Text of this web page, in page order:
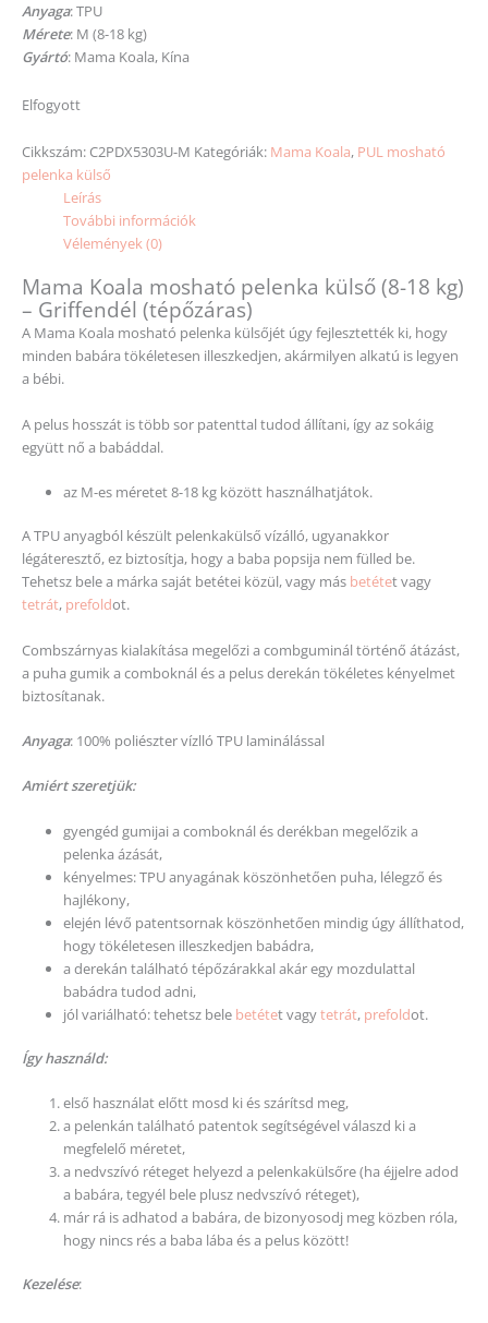
Anyaga: TPU
Mérete: M (8-18 kg)
Gyártó: Mama Koala, Kína
Elfogyott
Cikkszám: C2PDX5303U-M Kategóriák: Mama Koala, PUL mosható
pelenka külső
Leírás
További információk
Vélemények (0)
Mama Koala mosható pelenka külső (8-18 kg)
– Griffendél (tépőzáras)
A Mama Koala mosható pelenka külsőjét úgy fejlesztették ki, hogy
minden babára tökéletesen illeszkedjen, akármilyen alkatú is legyen
a bébi.
A pelus hosszát is több sor patenttal tudod állítani, így az sokáig
együtt nő a babáddal.
az M-es méretet 8-18 kg között használhatjátok.
A TPU anyagból készült pelenkakülső vízálló, ugyanakkor
légáteresztő, ez biztosítja, hogy a baba popsija nem fülled be.
Tehetsz bele a márka saját betétei közül, vagy más betétet vagy
tetrát, prefoldot.
Combszárnyas kialakítása megelőzi a combguminál történő átázást,
a puha gumik a comboknál és a pelus derekán tökéletes kényelmet
biztosítanak.
Anyaga: 100% poliészter vízlló TPU laminálással
Amiért szeretjük:
gyengéd gumijai a comboknál és derékban megelőzik a
pelenka ázását,
kényelmes: TPU anyagának köszönhetően puha, lélegző és
hajlékony,
elején lévő patentsornak köszönhetően mindig úgy állíthatod,
hogy tökéletesen illeszkedjen babádra,
a derekán található tépőzárakkal akár egy mozdulattal
babádra tudod adni,
jól variálható: tehetsz bele betétet vagytetrát, prefoldot.
Így használd:
első használat előtt mosd ki és szárítsd meg,
a pelenkán található patentok segítségével válaszd ki a
megfelelő méretet,
a nedvszívó réteget helyezd a pelenkakülsőre (ha éjjelre adod
a babára, tegyél bele plusz nedvszívó réteget),
már rá is adhatod a babára, de bizonyosodj meg közben róla,
hogy nincs rés a baba lába és a pelus között!
Kezelése: